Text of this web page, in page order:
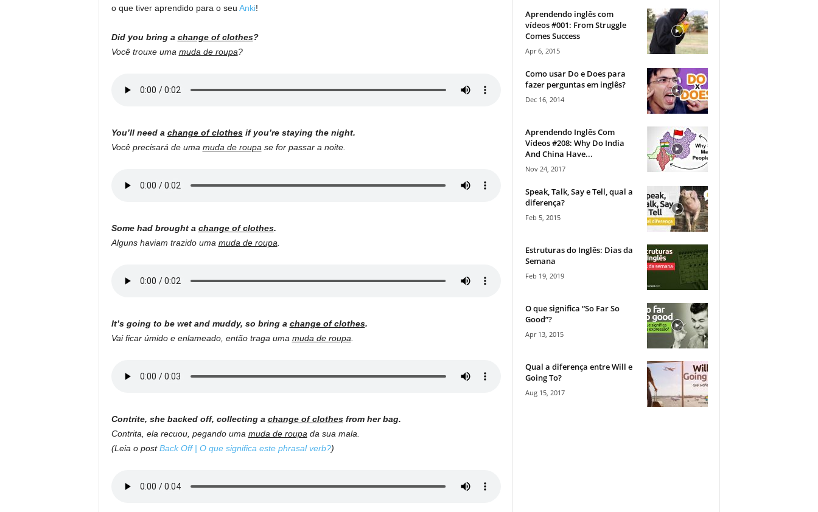
o que tiver aprendido para o seu Anki!
Did you bring a change of clothes?
Você trouxe uma muda de roupa?
You’ll need a change of clothesif you’re staying the night.
Você precisará de uma muda de roupa se for passar a noite.
Some had brought a change of clothes.
Alguns haviam trazido uma muda de roupa
It’s going to be wet and muddy, so bring a change of clothes.
Vai ficar úmido e enlameado, então traga uma muda de roupa
Contrite, she backed off, collecting a change of clothesfrom her bag.
Contrita, ela recuou, pegando uma muda de roupa da sua mala.
(Leia o postBack Off | O que significa este phrasal verb?)
Aprendendo inglês com
vídeos #001: From Struggle
Comes Success
Apr 6, 2015
Como usar Do e Does para
fazer perguntas em inglês?
Dec 16, 2014
Aprendendo Inglês Com
Vídeos #208: Why Do India
And China Have...
Nov 24, 2017
Speak, Talk, Say e Tell, qual a
diferença?
Feb 5, 2015
Estruturas do Inglês: Dias da
Semana
Feb 19, 2019
O que significa “So Far So
Good”?
Apr 13, 2015
Qual a diferença entre Will e
Going To?
Aug 15, 2017